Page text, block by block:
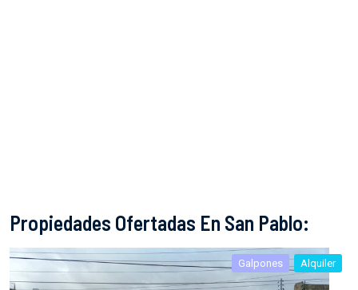
Propiedades Ofertadas En San Pablo:
Galpones Alquiler